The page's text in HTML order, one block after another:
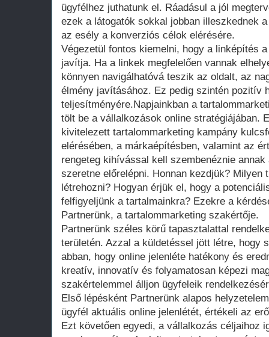
ügyfélhez juthatunk el. Ráadásul a jól
ezek a látogatók sokkal jobban illeszkednek
az esély a konverziós célok elérésére.
Végezetül fontos kiemelni, hogy a linképítés
javítja. Ha a linkek megfelelően vannak
könnyen navigálhatóvá teszik az oldalt, az
élmény javításához. Ez pedig szintén pozitív
teljesítményére.Napjainkban a
tölt be a vállalkozások online stratégiájában.
kivitelezett tartalommarketing kampány
elérésében, a márkaépítésben, valamint az
rengeteg kihívással kell szembenéznie
szeretne előrelépni. Honnan kezdjük? Milyen
létrehozni? Hogyan érjük el, hogy a
felfigyeljünk a tartalmainkra? Ezekre a
Partnerünk, a tartalommarketing szakértője.
Partnerünk széles körű tapasztalattal
területén. Azzal a küldetéssel jött létre, hogy
abban, hogy online jelenléte hatékony és
kreatív, innovatív és folyamatosan képezi
szakértelemmel álljon ügyfeleik
Első lépésként Partnerünk alapos
ügyfél aktuális online jelenlétét, értékeli az
Ezt követően egyedi, a vállalkozás céljaihoz